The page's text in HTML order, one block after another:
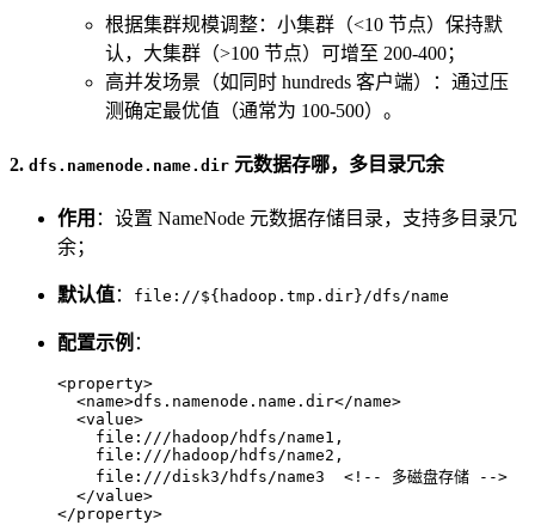
根据集群规模调整：小集群（<10 节点）保持默
认，大集群（>100 节点）可增至 200-400；
高并发场景（如同时 hundreds 客户端）：通过压
测确定最优值（通常为 100-500）。
2. dfs.namenode.name.dir 元数据存哪，多目录冗余
作用 ：设置 NameNode 元数据存储目录，支持多目录冗
余；
默认值： file://${hadoop.tmp.dir}/dfs/name
配置示例 ：
<property>
<name>dfs.namenode.name.dir</name>
<value>
    file:///hadoop/hdfs/name1,
    file:///hadoop/hdfs/name2,
    file:///disk3/hdfs/name3
<!-- 多磁盘存储 -->
</value>
</property>